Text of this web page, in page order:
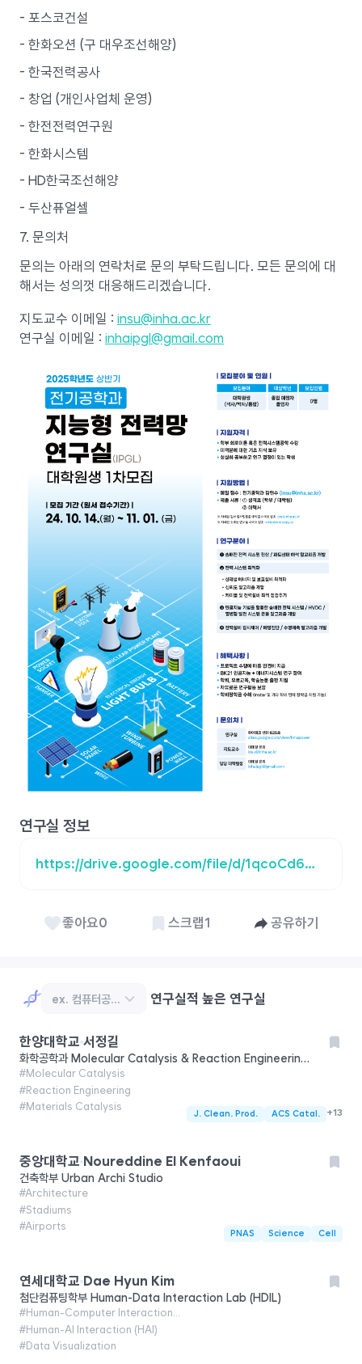
- 포스코건설
- 한화오션 (구 대우조선해양)
- 한국전력공사
- 창업 (개인사업체 운영)
- 한전전력연구원
- 한화시스템
- HD한국조선해양
- 두산퓨얼셀
7. 문의처
문의는 아래의 연락처로 문의 부탁드립니다. 모든 문의에 대
해서는 성의껏 대응해드리겠습니다.
지도교수 이메일 : insu@inha.ac.kr
연구실 이메일 : inhaipgl@gmail.com
연구실 정보
https://drive.google.com/file/d/1qcoCd6Wtf0QgthmDt84B5iia4LA1UBtf/view
좋아요0 스크랩1 공유하기
연구실적 높은 연구실
한양대학교 서정길
화학공학과 Molecular Catalysis & Reaction Engineering Laboratory (MCREL)
#Molecular Catalysis
#Reaction Engineering
#Materials Catalysis
J. Clean. Prod. ACS Catal. +13
중앙대학교 Noureddine El Kenfaoui
건축학부 Urban Archi Studio
#Architecture
#Stadiums
#Airports
PNAS Science Cell
연세대학교 Dae Hyun Kim
첨단컴퓨팅학부 Human-Data Interaction Lab (HDIL)
#Human-Computer Interaction (HCI)
#Human-AI Interaction (HAI)
#Data Visualization